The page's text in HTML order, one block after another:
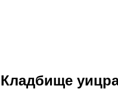
Кладбище